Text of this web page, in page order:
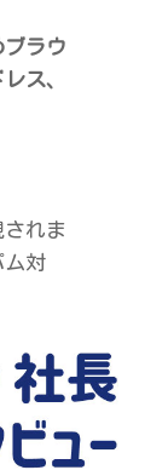
ラウ
ス、
れま
ム対